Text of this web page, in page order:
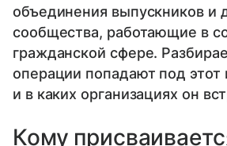
объединения выпускников и
сообщества, работающие в
гражданской сфере.
операции попадают под этот
и в каких организациях он
Кому